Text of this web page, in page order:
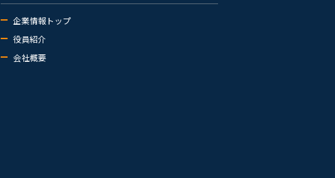
企業情報トップ
役員紹介
会社概要